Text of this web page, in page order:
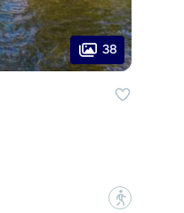
38
?